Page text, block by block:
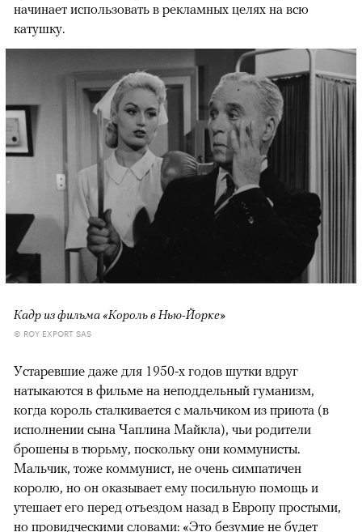
начинает использовать в рекламных целях на всю
катушку.
Кадр из фильма «Король в Нью-Йорке»
© ROY EXPORT SAS
Устаревшие даже для 1950-х годов шутки вдруг
натыкаются в фильме на неподдельный гуманизм,
когда король сталкивается с мальчиком из приюта (в
исполнении сына Чаплина Майкла), чьи родители
брошены в тюрьму, поскольку они коммунисты.
Мальчик, тоже коммунист, не очень симпатичен
королю, но он оказывает ему посильную помощь и
утешает его перед отъездом назад в Европу простыми,
но провидческими словами: «Это безумие не будет